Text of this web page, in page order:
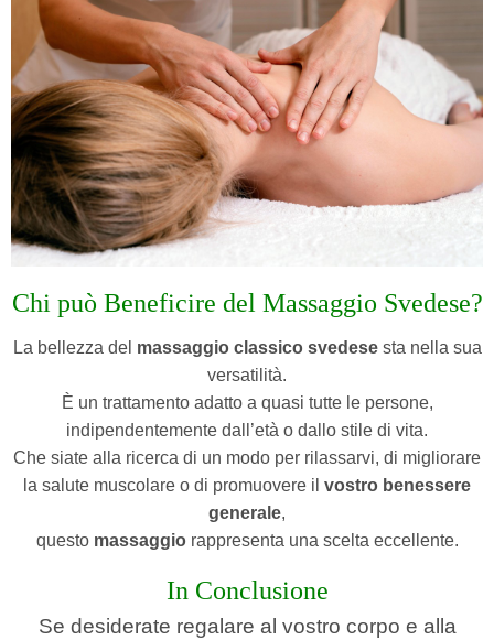
Chi può Beneficire del Massaggio Svedese?
La bellezza del massaggio classico svedesesta nella sua
versatilità.
È un trattamento adatto a quasi tutte le persone,
indipendentemente dall’età o dallo stile di vita.
Che siate alla ricerca di un modo per rilassarvi, di migliorare
la salute muscolare o di promuovere il vostro benessere
generale,
questo massaggiorappresenta una scelta eccellente.
In Conclusione
Se desiderate regalare al vostro corpo e alla